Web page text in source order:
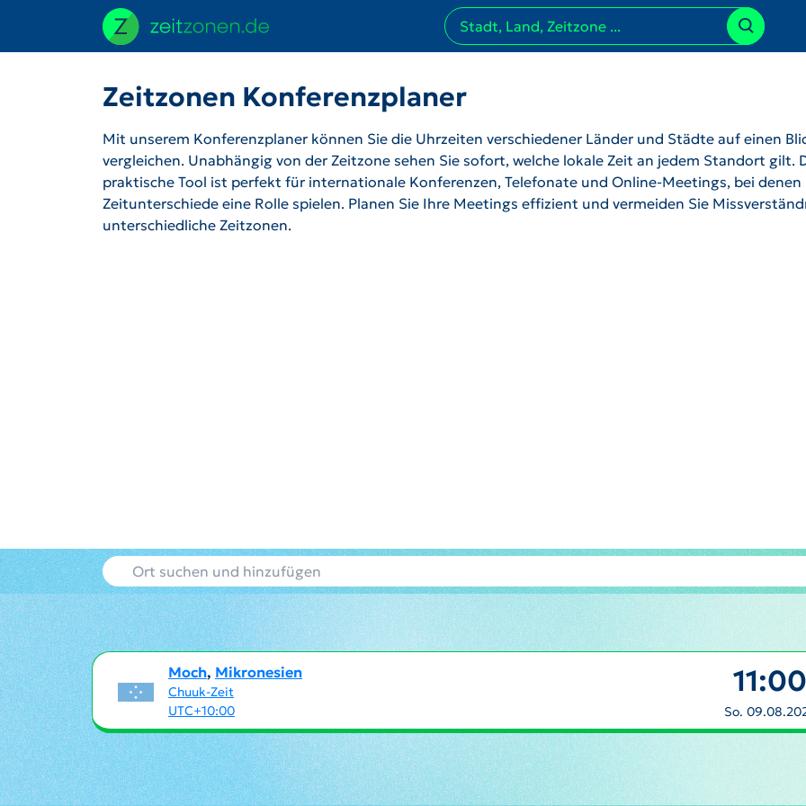
Zeitzonen Konferenzplaner
Mit unserem Konferenzplaner können Sie die Uhrzeiten verschiedener Länder und Städte auf einen
vergleichen. Unabhängig von der Zeitzone sehen Sie sofort, welche lokale Zeit an jedem Standort gilt.
praktische Tool ist perfekt für internationale Konferenzen, Telefonate und Online-Meetings, bei denen
Zeitunterschiede eine Rolle spielen. Planen Sie Ihre Meetings effizient und vermeiden Sie
unterschiedliche Zeitzonen.
Moch, Mikronesien
Chuuk-Zeit
UTC+10:00
So.